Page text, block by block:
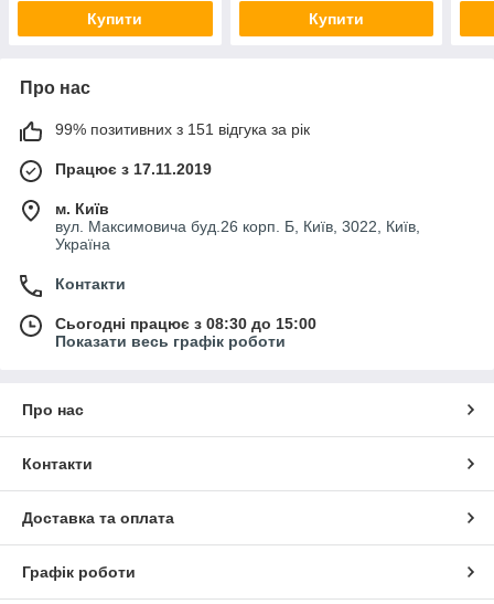
Купити Купити
Про нас
99% позитивних з 151 відгука за рік
Працює з 17.11.2019
м. Київ
вул. Максимовича буд.26 корп. Б, Київ, 3022, Київ,
Україна
Контакти
Сьогодні працює з 08:30 до 15:00
Показати весь графік роботи
Про нас
Контакти
Доставка та оплата
Графік роботи